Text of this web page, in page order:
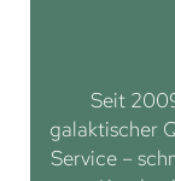
Seit
galaktischer
Service –